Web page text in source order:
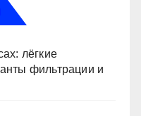
лёгкие
фильтрации и